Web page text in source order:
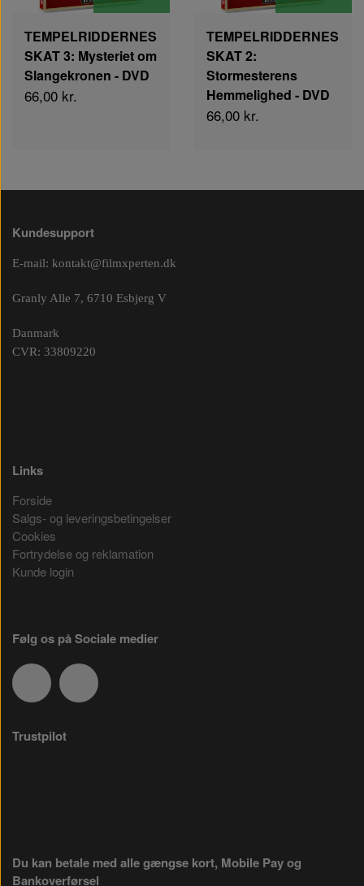
TEMPELRIDDERNES
SKAT 3: Mysteriet om
Slangekronen - DVD
66,00 kr.
TEMPELRIDDERNES
SKAT 2:
Stormesterens
Hemmelighed - DVD
66,00 kr.
Kundesupport
E-mail: kontakt@filmxperten.dk
Granly Alle 7, 6710 Esbjerg V
Danmark
CVR: 33809220
Links
Forside
Salgs- og leveringsbetingelser
Cookies
Fortrydelse og reklamation
Kunde login
Følg os på Sociale medier
Trustpilot
Du kan betale med alle gængse kort, Mobile Pay og
Bankoverførsel